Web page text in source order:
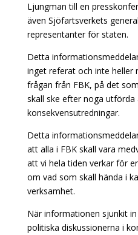
Ljungman till en
även Sjöfartsverkets
representanter för staten.
Detta
inget referat och inte heller
frågan från FBK, på det
skall ske efter noga utförda
konsekvensutredningar.
Detta
att alla i FBK skall vara
att vi hela tiden verkar för
om vad som skall hända i
verksamhet.
När informationen sjunkit
politiska diskussionerna i